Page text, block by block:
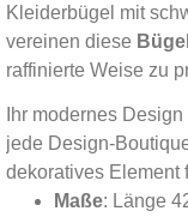
Kleiderbügel mit
vereinen diese Bügel
raffinierte Weise zu
Ihr modernes
jede Design-
dekoratives Element
Maße: Länge